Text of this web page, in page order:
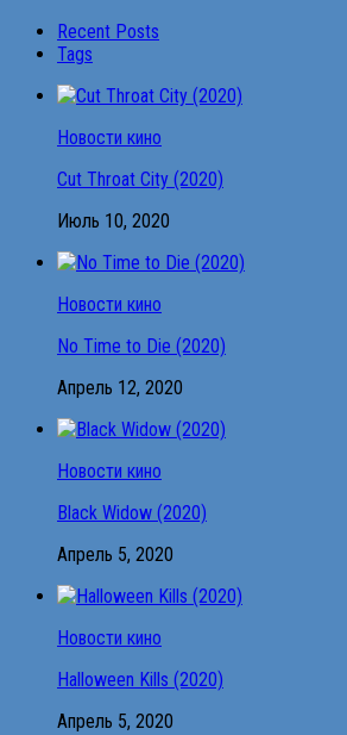
Recent Posts
Tags
Новости кино
Cut Throat City (2020)
Июль 10, 2020
Новости кино
No Time to Die (2020)
Апрель 12, 2020
Новости кино
Black Widow (2020)
Апрель 5, 2020
Новости кино
Halloween Kills (2020)
Апрель 5, 2020